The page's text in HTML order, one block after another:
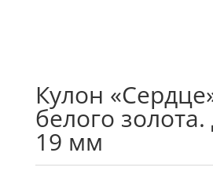
Кулон
белого
19 мм